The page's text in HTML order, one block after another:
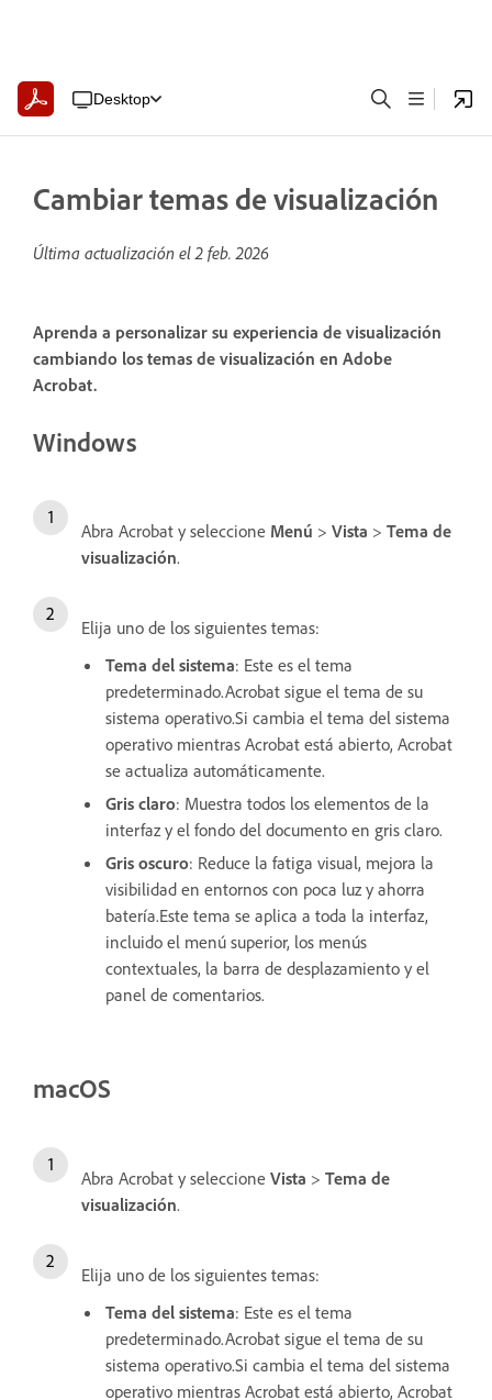
Desktop
Cambiar temas de visualización
Última actualización el2 feb. 2026
Aprenda a personalizar su experiencia de visualización
cambiando los temas de visualización en Adobe
Acrobat.
Windows
Abra Acrobat y seleccione Menú > Vista > Tema de
visualización.
Elija uno de los siguientes temas:
Tema del sistema: Este es el tema
predeterminado.Acrobat sigue el tema de su
sistema operativo.Si cambia el tema del sistema
operativo mientras Acrobat está abierto, Acrobat
se actualiza automáticamente.
Gris claro: Muestra todos los elementos de la
interfaz y el fondo del documento en gris claro.
Gris oscuro: Reduce la fatiga visual, mejora la
visibilidad en entornos con poca luz y ahorra
batería.Este tema se aplica a toda la interfaz,
incluido el menú superior, los menús
contextuales, la barra de desplazamiento y el
panel de comentarios.
macOS
Abra Acrobat y seleccione Vista > Tema de
visualización.
Elija uno de los siguientes temas:
Tema del sistema: Este es el tema
predeterminado.Acrobat sigue el tema de su
sistema operativo.Si cambia el tema del sistema
operativo mientras Acrobat está abierto, Acrobat